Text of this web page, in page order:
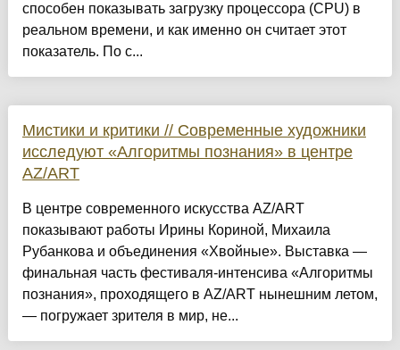
способен показывать загрузку процессора (CPU) в
реальном времени, и как именно он считает этот
показатель. По с...
Мистики и критики // Современные художники
исследуют «Алгоритмы познания» в центре
AZ/ART
В центре современного искусства AZ/ART
показывают работы Ирины Кориной, Михаила
Рубанкова и объединения «Хвойные». Выставка —
финальная часть фестиваля-интенсива «Алгоритмы
познания», проходящего в AZ/ART нынешним летом,
— погружает зрителя в мир, не...